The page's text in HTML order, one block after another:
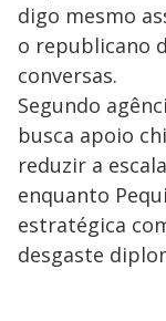
digo mesmo
o republicano
conversas.
Segundo
busca apoio
reduzir a
enquanto
estratégica
desgaste